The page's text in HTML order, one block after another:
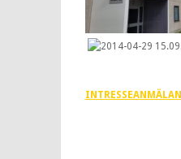
INTRESSEANMÄLAN